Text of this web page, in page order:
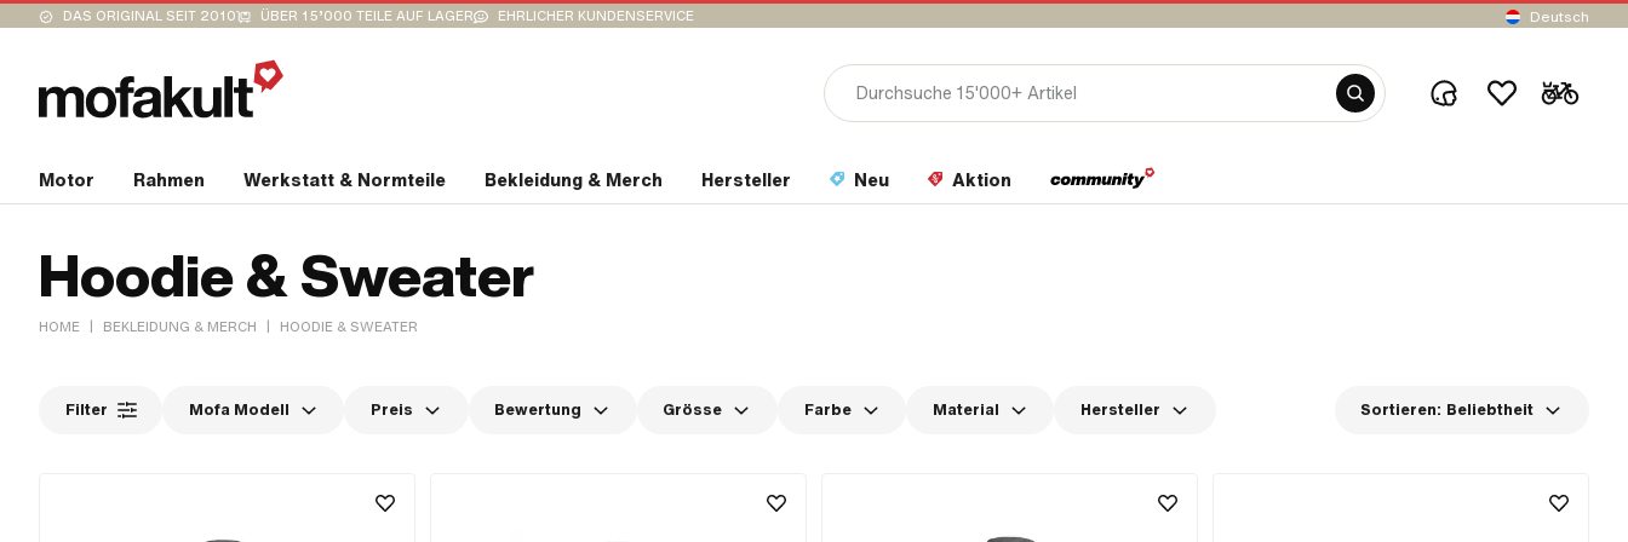
DAS ORIGINAL SEIT 2010 ÜBER 15’000 TEILE AUF LAGER EHRLICHER KUNDENSERVICE Deutsch
Motor Rahmen Werkstatt & Normteile Bekleidung & Merch Hersteller Neu Aktion
Hoodie & Sweater
HOME | BEKLEIDUNG & MERCH | HOODIE & SWEATER
Filter Mofa Modell Preis Bewertung Grösse Farbe Material Hersteller Sortieren: Beliebtheit